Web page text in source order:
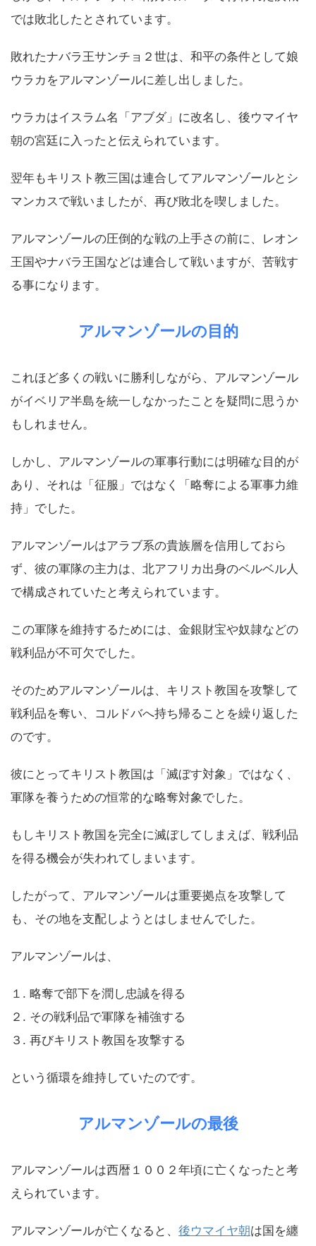
では敗北したとされています。
敗れたナバラ王サンチョ２世は、和平の条件として娘
ウラカをアルマンゾールに差し出しました。
ウラカはイスラム名「アブダ」に改名し、後ウマイヤ
朝の宮廷に入ったと伝えられています。
翌年もキリスト教三国は連合してアルマンゾールとシ
マンカスで戦いましたが、再び敗北を喫しました。
アルマンゾールの圧倒的な戦の上手さの前に、レオン
王国やナバラ王国などは連合して戦いますが、苦戦す
る事になります。
アルマンゾールの目的
これほど多くの戦いに勝利しながら、アルマンゾール
がイベリア半島を統一しなかったことを疑問に思うか
もしれません。
しかし、アルマンゾールの軍事行動には明確な目的が
あり、それは「征服」ではなく「略奪による軍事力維
持」でした。
アルマンゾールはアラブ系の貴族層を信用しておら
ず、彼の軍隊の主力は、北アフリカ出身のベルベル人
で構成されていたと考えられています。
この軍隊を維持するためには、金銀財宝や奴隷などの
戦利品が不可欠でした。
そのためアルマンゾールは、キリスト教国を攻撃して
戦利品を奪い、コルドバへ持ち帰ることを繰り返した
のです。
彼にとってキリスト教国は「滅ぼす対象」ではなく、
軍隊を養うための恒常的な略奪対象でした。
もしキリスト教国を完全に滅ぼしてしまえば、戦利品
を得る機会が失われてしまいます。
したがって、アルマンゾールは重要拠点を攻撃して
も、その地を支配しようとはしませんでした。
アルマンゾールは、
１. 略奪で部下を潤し忠誠を得る
２. その戦利品で軍隊を補強する
３. 再びキリスト教国を攻撃する
という循環を維持していたのです。
アルマンゾールの最後
アルマンゾールは西暦１００２年頃に亡くなったと考
えられています。
アルマンゾールが亡くなると、 後ウマイヤ朝は国を纏